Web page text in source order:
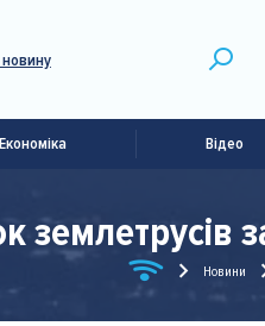
Економіка Відео
Новини